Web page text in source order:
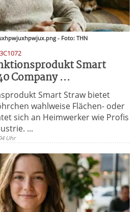
- Foto: THN
Smart
Company ...
Smart Straw bietet
wahlweise Flächen- oder
sich an Heimwerker wie Profis
...
Uhr